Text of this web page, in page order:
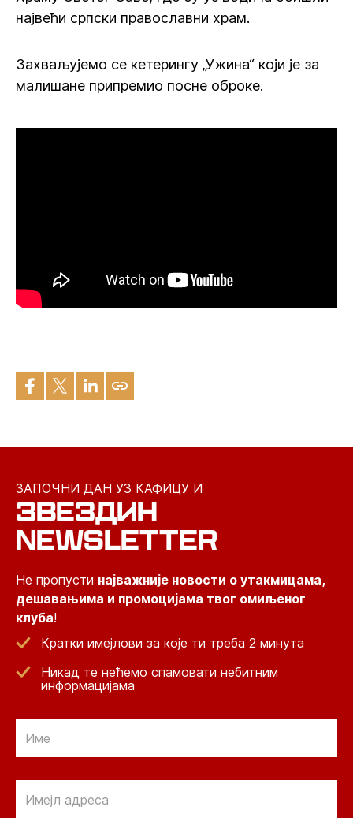
највећи српски православни храм.
Захваљујемо се кетерингу „Ужина“ који је за
малишане припремио посне оброке.
ЗАПОЧНИ ДАН УЗ КАФИЦУ И
ЗВЕЗДИН
NEWSLETTER
Не пропусти најважније новости о утакмицама,
дешавањима и промоцијама твог омиљеног
клуба!
Кратки имејлови за које ти треба 2 минута
Никад те нећемо спамовати небитним
информацијама